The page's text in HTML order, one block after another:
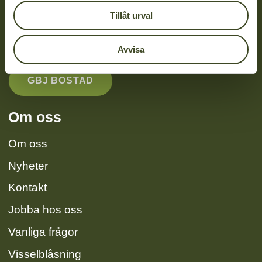
Tillåt urval
Avvisa
Thelestads Herrgård
GBJ BOSTAD
Om oss
Om oss
Nyheter
Kontakt
Jobba hos oss
Vanliga frågor
Visselblåsning